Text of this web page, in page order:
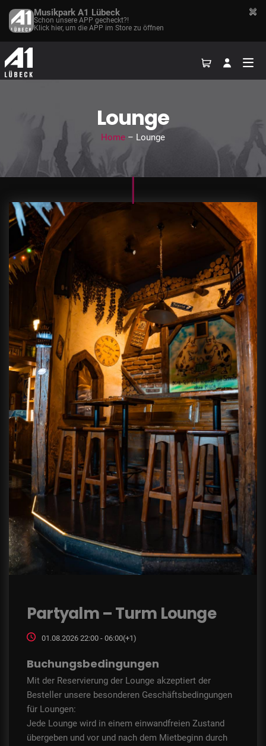
Lounge
Home– Lounge
Partyalm – Turm Lounge
01.08.2026 22:00 - 06:00(+1)
Buchungsbedingungen
Mit der Reservierung der Lounge akzeptiert der
Besteller unsere besonderen Geschäftsbedingungen
für Loungen:
Jede Lounge wird in einem einwandfreien Zustand
übergeben und vor und nach dem Mietbeginn durch
Musikpark A1 Lübeck
Schon unsere APP gecheckt?!
Klick hier, um die APP im Store zu öffnen